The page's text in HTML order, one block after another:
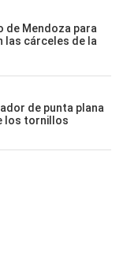
de Mendoza para
las cárceles de la
de punta plana
los tornillos